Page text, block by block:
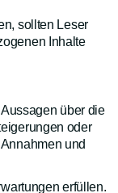
sollten Leser
Inhalte
über die
oder
und
erfüllen.